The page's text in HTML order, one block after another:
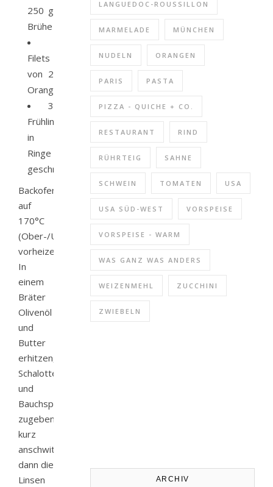
250 g
Brühe
Filets
von 2
Orangen
3
Frühlingszwiebeln,
in
Ringe
geschnitten
Backofen
auf
170°C
(Ober-/Unterhitze)
vorheizen.
In
einem
Bräter
Olivenöl
und
Butter
erhitzen,
Schalotten
und
Bauchspeck
zugeben,
kurz
anschwitzen,
dann die
Linsen
LANGUEDOC-ROUSSILLON
MARMELADE MÜNCHEN
NUDELN ORANGEN
PARIS PASTA
PIZZA - QUICHE + CO.
RESTAURANT RIND
RÜHRTEIG SAHNE
SCHWEIN TOMATEN USA
USA SÜD-WEST VORSPEISE
VORSPEISE - WARM
WAS GANZ WAS ANDERS
WEIZENMEHL ZUCCHINI
ZWIEBELN
ARCHIV